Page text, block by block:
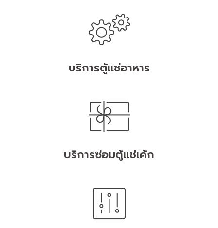
บริการตู้แช่อาหาร
บริการซ่อมตู้แช่เค้ก